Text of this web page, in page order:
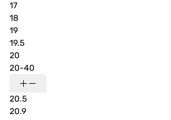
17
18
19
19.5
20
20-40
20.5
20.9